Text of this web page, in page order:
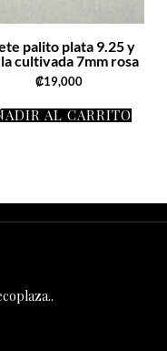
palito plata 9.25 y
cultivada 7mm rosa
₡19,000
AL CARRITO